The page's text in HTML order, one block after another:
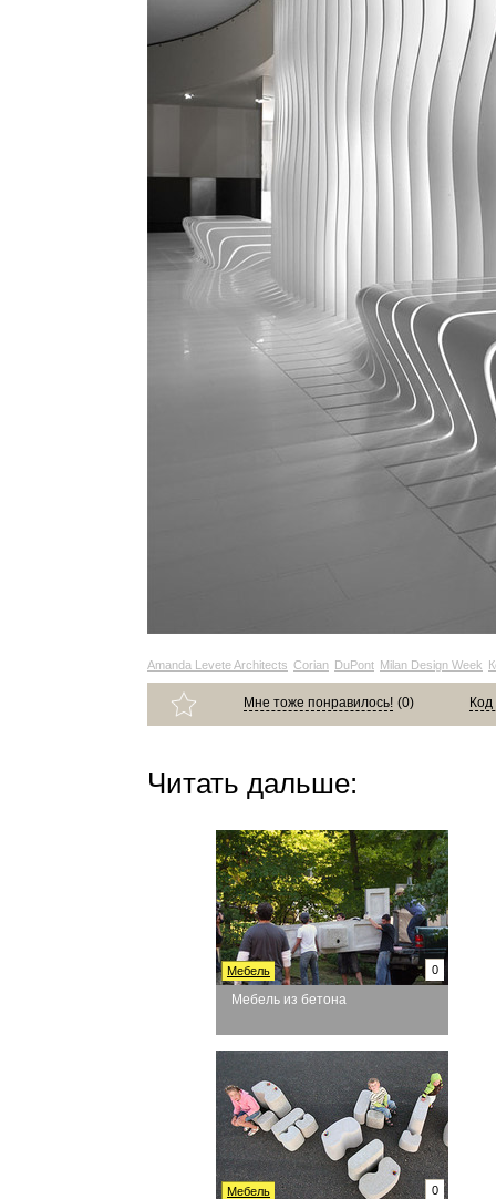
Amanda Levete Architects Corian DuPont Milan Design Week
Мне тоже понравилось! (0) Код
Читать дальше:
Мебель из бетона
0
Мебель
0
Мебель